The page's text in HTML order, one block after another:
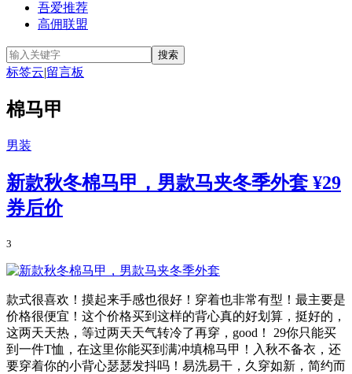
吾爱推荐
高佣联盟
标签云|留言板
棉马甲
男装
新款秋冬棉马甲，男款马夹冬季外套¥29
券后价
3
款式很喜欢！摸起来手感也很好！穿着也非常有型！最主要是
价格很便宜！这个价格买到这样的背心真的好划算，挺好的，
这两天天热，等过两天天气转冷了再穿，good！ 29你只能买
到一件T恤，在这里你能买到满冲填棉马甲！入秋不备衣，还
要穿着你的小背心瑟瑟发抖吗！易洗易干，久穿如新，简约而